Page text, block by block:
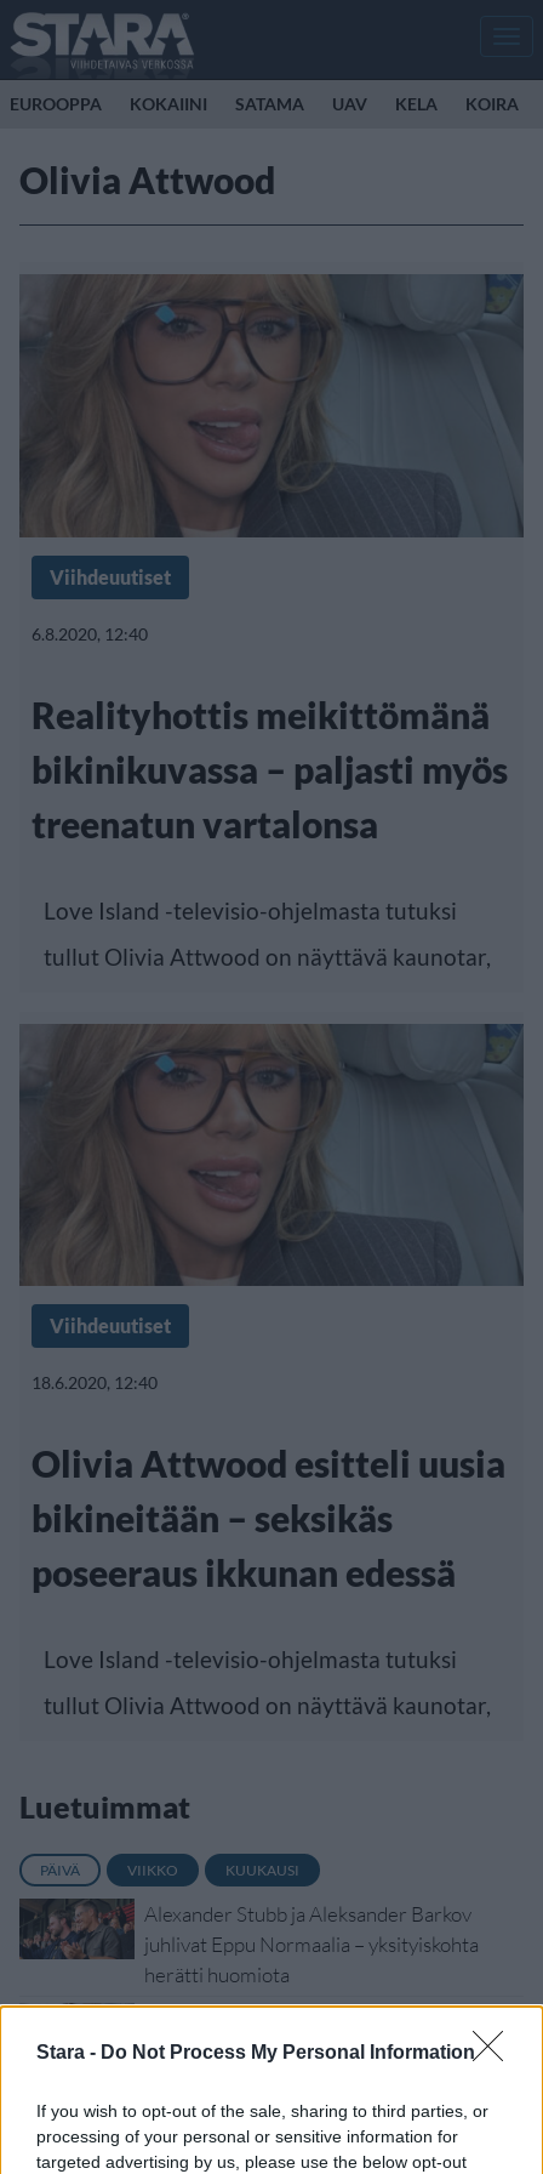
Stara - Do Not Process My Personal Information
If you wish to opt-out of the sale, sharing to third parties, or
processing of your personal or sensitive information for
targeted advertising by us, please use the below opt-out
EUROOPPA KOKAIINI SATAMA UAV KELA KOIRA
Olivia Attwood
Viihdeuutiset
6.8.2020, 12:40
Realityhottis meikittömänä
bikinikuvassa – paljasti myös
treenatun vartalonsa
Love Island -televisio-ohjelmasta tutuksi
tullut Olivia Attwood on näyttävä kaunotar,
Viihdeuutiset
18.6.2020, 12:40
Olivia Attwood esitteli uusia
bikineitään – seksikäs
poseeraus ikkunan edessä
Love Island -televisio-ohjelmasta tutuksi
tullut Olivia Attwood on näyttävä kaunotar,
Luetuimmat
PÄIVÄ VIIKKO KUUKAUSI
Alexander Stubb ja Aleksander Barkov
juhlivat Eppu Normaalia – yksityiskohta
herätti huomiota
sairauslomatodistuksia – neljälle ei
IIro Rantala kruunasi Eppu Normaalin
jäähyväiset – ylilyönti kuitenkin tyrmistytti